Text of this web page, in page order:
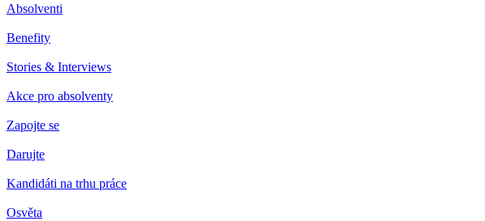
Absolventi
Benefity
Stories & Interviews
Akce pro absolventy
Zapojte se
Darujte
Kandidáti na trhu práce
Osvěta